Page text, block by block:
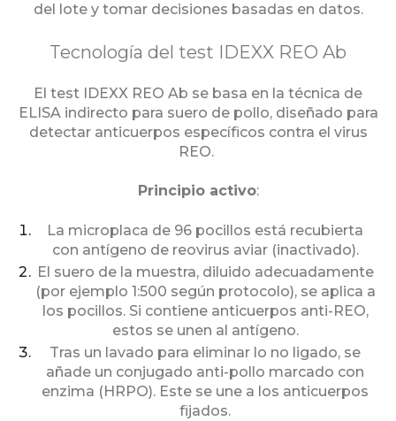
del lote y tomar decisiones basadas en datos.
Tecnología del test IDEXX REO Ab
El test IDEXX REO Ab se basa en la técnica de
ELISA indirecto para suero de pollo, diseñado para
detectar anticuerpos específicos contra el virus
REO.
Principio activo:
La microplaca de 96 pocillos está recubierta
con antígeno de reovirus aviar (inactivado).
El suero de la muestra, diluido adecuadamente
(por ejemplo 1:500 según protocolo), se aplica a
los pocillos. Si contiene anticuerpos anti-REO,
estos se unen al antígeno.
Tras un lavado para eliminar lo no ligado, se
añade un conjugado anti-pollo marcado con
enzima (HRPO). Este se une a los anticuerpos
fijados.